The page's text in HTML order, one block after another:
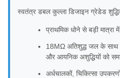
स्वतंत्र डबल कुल्ला डिजाइन ग्रेडेड
प्राथमिक धोने से बड़ी मात्रा
18MΩ अतिशुद्ध जल के साथ
और आयनिक अशुद्धियों को
अर्धचालकों, चिकित्सा